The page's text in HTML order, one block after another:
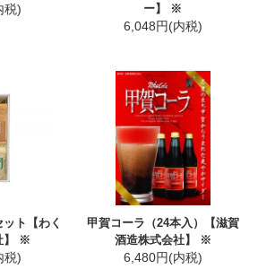
税)
ー】 ※
6,048円(内税)
ト【わく
】 ※
税)
甲賀コーラ（24本入）【滋賀
酒造株式会社】 ※
6,480円(内税)